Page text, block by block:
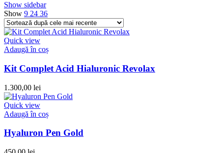
Show sidebar
Show 9 24 36
Quick view
Adaugă în coș
Kit Complet Acid Hialuronic Revolax
1.300,00 lei
Quick view
Adaugă în coș
Hyaluron Pen Gold